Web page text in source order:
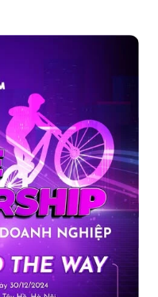
RÀNG ƯU ĐÃI...